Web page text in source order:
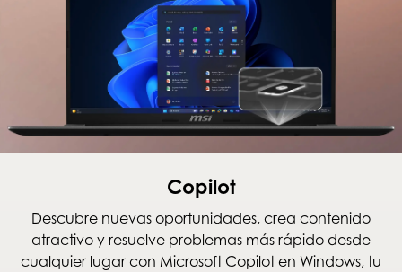
Copilot
Descubre nuevas oportunidades, crea contenido
atractivo y resuelve problemas más rápido desde
cualquier lugar con Microsoft Copilot en Windows, tu